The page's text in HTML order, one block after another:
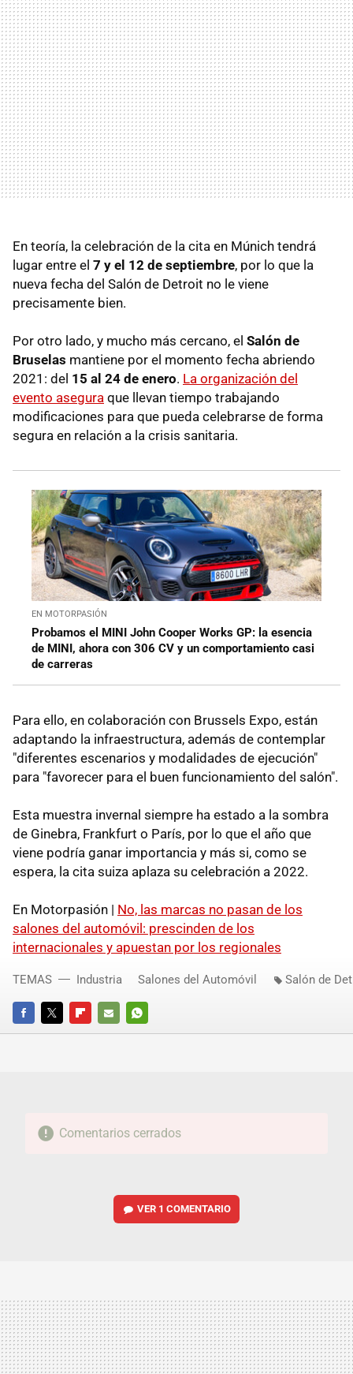
En teoría, la celebración de la cita en Múnich tendrá
lugar entre el 7 y el 12 de septiembre, por lo que la
nueva fecha del Salón de Detroit no le viene
precisamente bien.
Por otro lado, y mucho más cercano, el Salón de
Bruselas mantiene por el momento fecha abriendo
2021: del 15 al 24 de enero. La organización del
evento asegura que llevan tiempo trabajando
modificaciones para que pueda celebrarse de forma
segura en relación a la crisis sanitaria.
EN MOTORPASIÓN
Probamos el MINI John Cooper Works GP: la esencia
de MINI, ahora con 306 CV y un comportamiento casi
de carreras
Para ello, en colaboración con Brussels Expo, están
adaptando la infraestructura, además de contemplar
"diferentes escenarios y modalidades de ejecución"
para "favorecer para el buen funcionamiento del salón".
Esta muestra invernal siempre ha estado a la sombra
de Ginebra, Frankfurt o París, por lo que el año que
viene podría ganar importancia y más si, como se
espera, la cita suiza aplaza su celebración a 2022.
En Motorpasión | No, las marcas no pasan de los
salones del automóvil: prescinden de los
internacionales y apuestan por los regionales
FACEBOOKTWITTERFLIPBOARD
E-
WHATSAPP
TEMAS Industria Salones del Automóvil Salón de
Comentarios cerrados
VER 1 COMENTARIO